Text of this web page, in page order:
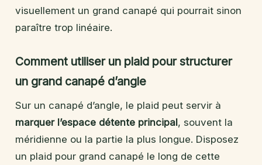
visuellement un grand canapé qui pourrait sinon
paraître trop linéaire.
Comment utiliser un plaid pour structurer
un grand canapé d’angle
Sur un canapé d’angle, le plaid peut servir à
marquer l’espace détente principal, souvent la
méridienne ou la partie la plus longue. Disposez
un plaid pour grand canapé le long de cette